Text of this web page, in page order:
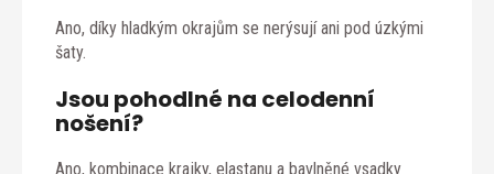
Ano, díky hladkým okrajům se nerýsují ani pod úzkými
šaty.
Jsou pohodlné na celodenní
nošení?
Ano, kombinace krajky, elastanu a bavlněné vsadky